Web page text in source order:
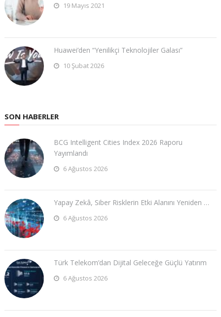
19 Mayıs 2021
Huawei’den “Yenilikçi Teknolojiler Galası”
10 Şubat 2026
SON HABERLER
BCG Intelligent Cities Index 2026 Raporu
Yayımlandı
6 Ağustos 2026
Yapay Zekâ, Siber Risklerin Etki Alanını Yeniden …
6 Ağustos 2026
Türk Telekom’dan Dijital Geleceğe Güçlü Yatırım
6 Ağustos 2026